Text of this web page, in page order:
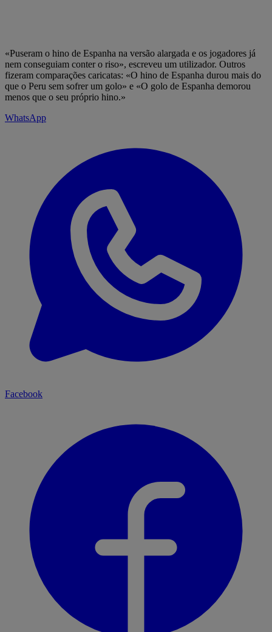
«Puseram o hino de Espanha na versão alargada e os jogadores já
nem conseguiam conter o riso», escreveu um utilizador. Outros
fizeram comparações caricatas: «O hino de Espanha durou mais do
que o Peru sem sofrer um golo» e «O golo de Espanha demorou
menos que o seu próprio hino.»
WhatsApp
Facebook